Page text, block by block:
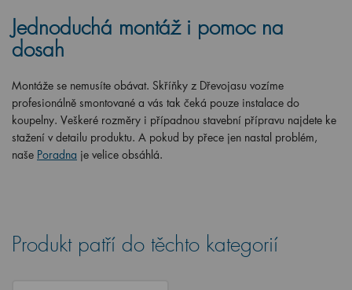
Jednoduchá montáž i pomoc na
dosah
Montáže se nemusíte obávat. Skříňky z Dřevojasu vozíme
profesionálně smontované a vás tak čeká pouze instalace do
koupelny. Veškeré rozměry i případnou stavební přípravu najdete ke
stažení v detailu produktu. A pokud by přece jen nastal problém,
naše Poradna je velice obsáhlá.
Produkt patří do těchto kategorií